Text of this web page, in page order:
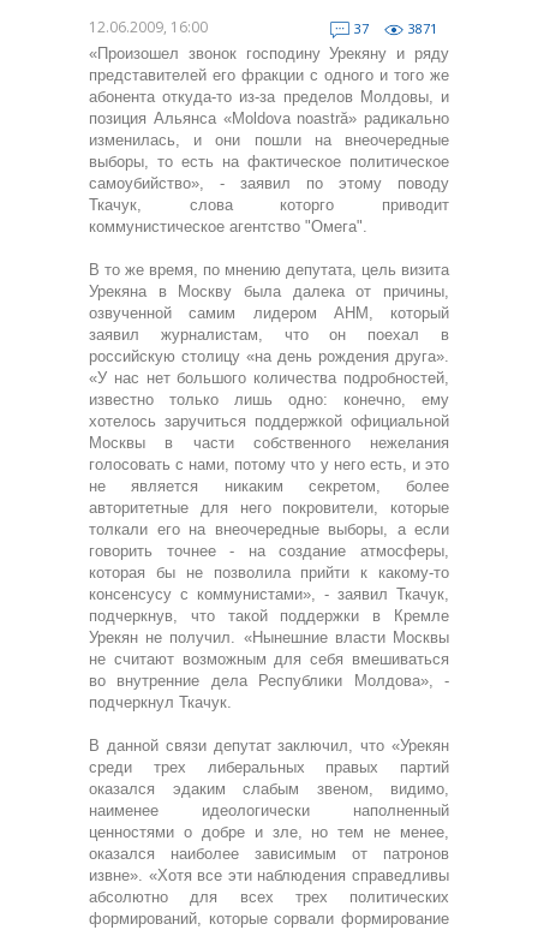
12.06.2009, 16:00 37
3871
«Произошел звонок господину Урекяну и ряду
представителей его фракции с одного и того же
абонента откуда-то из-за пределов Молдовы, и
позиция Альянса «Moldova noastră» радикально
изменилась, и они пошли на внеочередные
выборы, то есть на фактическое политическое
самоубийство», - заявил по этому поводу
Ткачук, слова которго приводит
коммунистическое агентство "Омега".
В то же время, по мнению депутата, цель визита
Урекяна в Москву была далека от причины,
озвученной самим лидером АНМ, который
заявил журналистам, что он поехал в
российскую столицу «на день рождения друга».
«У нас нет большого количества подробностей,
известно только лишь одно: конечно, ему
хотелось заручиться поддержкой официальной
Москвы в части собственного нежелания
голосовать с нами, потому что у него есть, и это
не является никаким секретом, более
авторитетные для него покровители, которые
толкали его на внеочередные выборы, а если
говорить точнее - на создание атмосферы,
которая бы не позволила прийти к какому-то
консенсусу с коммунистами», - заявил Ткачук,
подчеркнув, что такой поддержки в Кремле
Урекян не получил. «Нынешние власти Москвы
не считают возможным для себя вмешиваться
во внутренние дела Республики Молдова», -
подчеркнул Ткачук.
В данной связи депутат заключил, что «Урекян
среди трех либеральных правых партий
оказался эдаким слабым звеном, видимо,
наименее идеологически наполненный
ценностями о добре и зле, но тем не менее,
оказался наиболее зависимым от патронов
извне». «Хотя все эти наблюдения справедливы
абсолютно для всех трех политических
формирований, которые сорвали формирование